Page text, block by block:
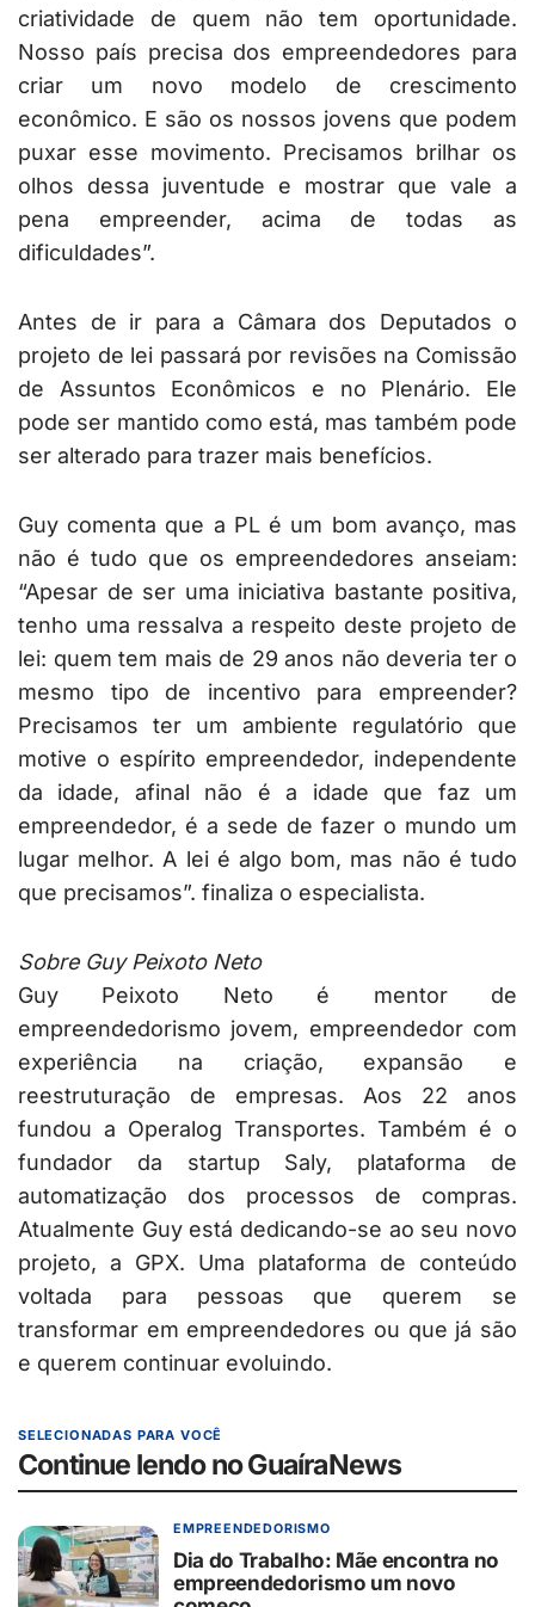
criatividade de quem não tem oportunidade.
Nosso país precisa dos empreendedores para
criar um novo modelo de crescimento
econômico. E são os nossos jovens que podem
puxar esse movimento. Precisamos brilhar os
olhos dessa juventude e mostrar que vale a
pena empreender, acima de todas as
dificuldades”.
Antes de ir para a Câmara dos Deputados o
projeto de lei passará por revisões na Comissão
de Assuntos Econômicos e no Plenário. Ele
pode ser mantido como está, mas também pode
ser alterado para trazer mais benefícios.
Guy comenta que a PL é um bom avanço, mas
não é tudo que os empreendedores anseiam:
“Apesar de ser uma iniciativa bastante positiva,
tenho uma ressalva a respeito deste projeto de
lei: quem tem mais de 29 anos não deveria ter o
mesmo tipo de incentivo para empreender?
Precisamos ter um ambiente regulatório que
motive o espírito empreendedor, independente
da idade, afinal não é a idade que faz um
empreendedor, é a sede de fazer o mundo um
lugar melhor. A lei é algo bom, mas não é tudo
que precisamos”. finaliza o especialista.
Sobre Guy Peixoto Neto
Guy Peixoto Neto é mentor de
empreendedorismo jovem, empreendedor com
experiência na criação, expansão e
reestruturação de empresas. Aos 22 anos
fundou a Operalog Transportes. Também é o
fundador da startup Saly, plataforma de
automatização dos processos de compras.
Atualmente Guy está dedicando-se ao seu novo
projeto, a GPX. Uma plataforma de conteúdo
voltada para pessoas que querem se
transformar em empreendedores ou que já são
e querem continuar evoluindo.
SELECIONADAS PARA VOCÊ
Continue lendo no GuaíraNews
EMPREENDEDORISMO
Dia do Trabalho: Mãe encontra no
empreendedorismo um novo